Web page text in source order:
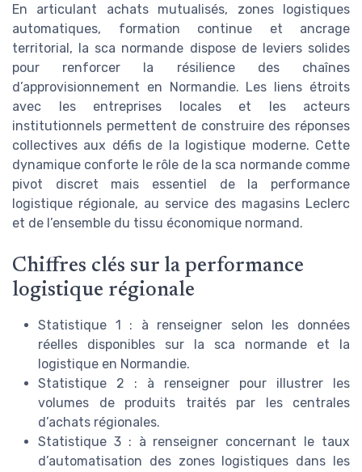
En articulant achats mutualisés, zones logistiques
automatiques, formation continue et ancrage
territorial, la sca normande dispose de leviers solides
pour renforcer la résilience des chaînes
d’approvisionnement en Normandie. Les liens étroits
avec les entreprises locales et les acteurs
institutionnels permettent de construire des réponses
collectives aux défis de la logistique moderne. Cette
dynamique conforte le rôle de la sca normande comme
pivot discret mais essentiel de la performance
logistique régionale, au service des magasins Leclerc
et de l’ensemble du tissu économique normand.
Chiffres clés sur la performance
logistique régionale
Statistique 1 : à renseigner selon les données
réelles disponibles sur la sca normande et la
logistique en Normandie.
Statistique 2 : à renseigner pour illustrer les
volumes de produits traités par les centrales
d’achats régionales.
Statistique 3 : à renseigner concernant le taux
d’automatisation des zones logistiques dans les